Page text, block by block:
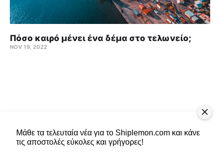
Πόσο καιρό μένει ένα δέμα στο τελωνείο;
NOV 19, 2022
Μάθε τα τελευταία νέα για το Shiplemon.com και κάνε
τις αποστολές εύκολες και γρήγορες!